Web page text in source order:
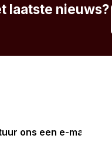
laatste nieuws?
ons een e-mail